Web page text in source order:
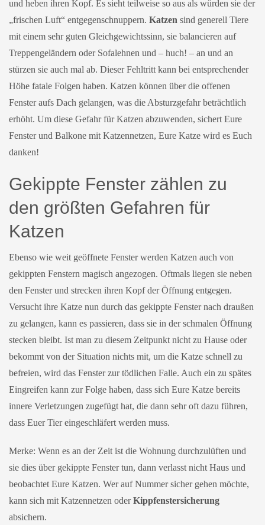
und heben ihren Kopf. Es sieht teilweise so aus als würden sie der
„frischen Luft“ entgegenschnuppern. Katzen sind generell Tiere
mit einem sehr guten Gleichgewichtssinn, sie balancieren auf
Treppengeländern oder Sofalehnen und – huch! – an und an
stürzen sie auch mal ab. Dieser Fehltritt kann bei entsprechender
Höhe fatale Folgen haben. Katzen können über die offenen
Fenster aufs Dach gelangen, was die Absturzgefahr beträchtlich
erhöht. Um diese Gefahr für Katzen abzuwenden, sichert Eure
Fenster und Balkone mit Katzennetzen, Eure Katze wird es Euch
danken!
Gekippte Fenster zählen zu
den größten Gefahren für
Katzen
Ebenso wie weit geöffnete Fenster werden Katzen auch von
gekippten Fenstern magisch angezogen. Oftmals liegen sie neben
den Fenster und strecken ihren Kopf der Öffnung entgegen.
Versucht ihre Katze nun durch das gekippte Fenster nach draußen
zu gelangen, kann es passieren, dass sie in der schmalen Öffnung
stecken bleibt. Ist man zu diesem Zeitpunkt nicht zu Hause oder
bekommt von der Situation nichts mit, um die Katze schnell zu
befreien, wird das Fenster zur tödlichen Falle. Auch ein zu spätes
Eingreifen kann zur Folge haben, dass sich Eure Katze bereits
innere Verletzungen zugefügt hat, die dann sehr oft dazu führen,
dass Euer Tier eingeschläfert werden muss.
Merke: Wenn es an der Zeit ist die Wohnung durchzulüften und
sie dies über gekippte Fenster tun, dann verlasst nicht Haus und
beobachtet Eure Katzen. Wer auf Nummer sicher gehen möchte,
kann sich mit Katzennetzen oderKippfenstersicherung
absichern.